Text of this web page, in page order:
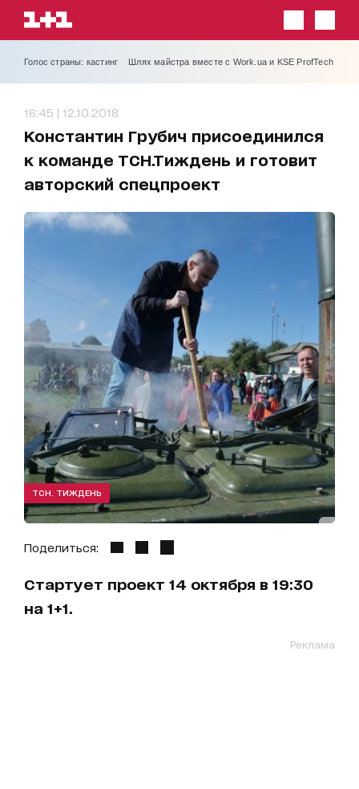
Голос страны: кастинг Шлях майстра вместе с Work.ua и KSE ProfTech
16:45 | 12.10.2018
Константин Грубич присоединился
к команде ТСН.Тиждень и готовит
авторский спецпроект
ТСН. ТИЖДЕНЬ
Поделиться:
Стартует проект 14 октября в 19:30
на 1+1.
Реклама